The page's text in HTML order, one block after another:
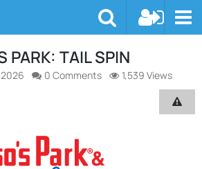
PARK: TAIL SPIN
0 Comments 1,539 Views